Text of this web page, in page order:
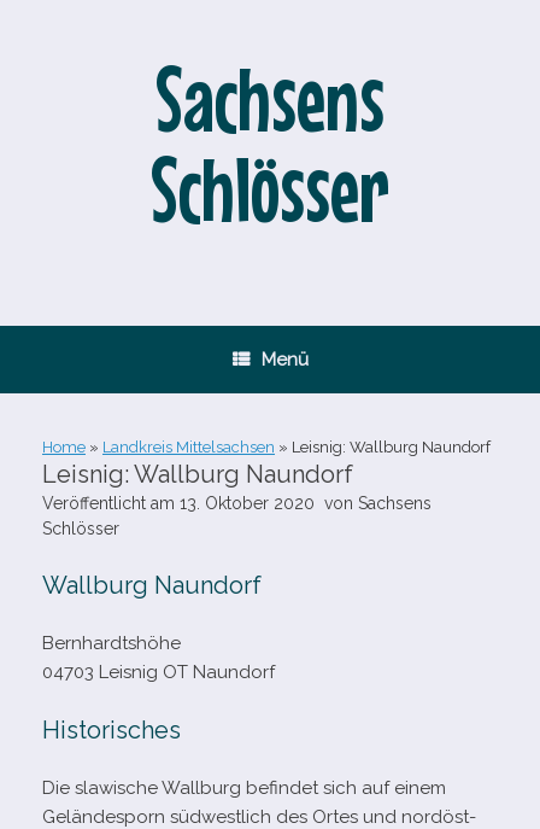
Sachsens
Schlösser
Menü
Home » Landkreis Mittelsachsen » Leisnig: Wallburg Naundorf
Leisnig: Wallburg Naundorf
Veröffentlicht am 13. Oktober 2020 von Sachsens
Schlösser
Wallburg Naundorf
Bernhardtshöhe
04703 Leisnig OT Naundorf
Historisches
Die sla­wi­sche Wallburg befin­det sich auf einem
Geländesporn süd­west­lich des Ortes und nord­öst­